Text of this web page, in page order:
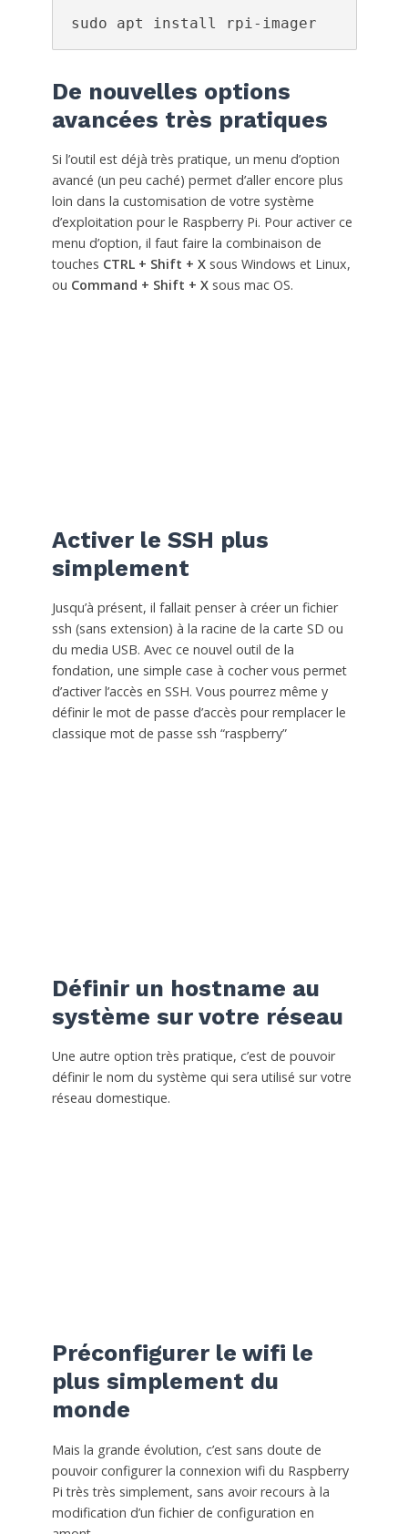
sudo apt install rpi-imager
De nouvelles options
avancées très pratiques
Si l’outil est déjà très pratique, un menu d’option
avancé (un peu caché) permet d’aller encore plus
loin dans la customisation de votre système
d’exploitation pour le Raspberry Pi. Pour activer ce
menu d’option, il faut faire la combinaison de
touches CTRL + Shift + Xsous Windows et Linux,
ou Command + Shift + Xsous mac OS.
Activer le SSH plus
simplement
Jusqu’à présent, il fallait penser à créer un fichier
ssh (sans extension) à la racine de la carte SD ou
du media USB. Avec ce nouvel outil de la
fondation, une simple case à cocher vous permet
d’activer l’accès en SSH. Vous pourrez même y
définir le mot de passe d’accès pour remplacer le
classique mot de passe ssh “raspberry”
Définir un hostname au
système sur votre réseau
Une autre option très pratique, c’est de pouvoir
définir le nom du système qui sera utilisé sur votre
réseau domestique.
Préconfigurer le wifi le
plus simplement du
monde
Mais la grande évolution, c’est sans doute de
pouvoir configurer la connexion wifi du Raspberry
Pi très très simplement, sans avoir recours à la
modification d’un fichier de configuration en